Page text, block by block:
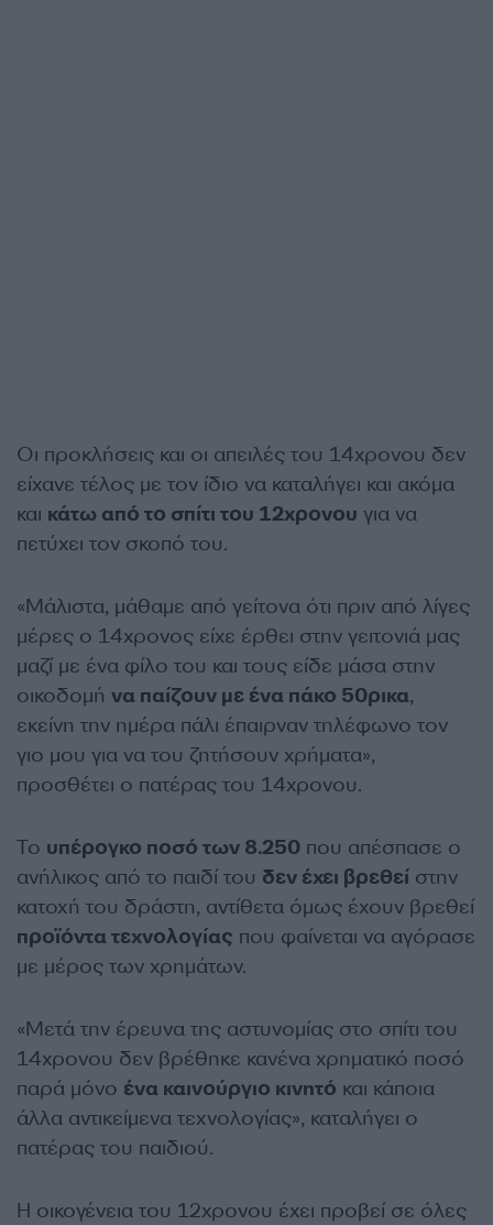
Οι προκλήσεις και οι απειλές του 14χρονου δεν
είχανε τέλος με τον ίδιο να καταλήγει και ακόμα
και κάτω από το σπίτι του 12χρονου για να
πετύχει τον σκοπό του.
«Μάλιστα, μάθαμε από γείτονα ότι πριν από λίγες
μέρες ο 14χρονος είχε έρθει στην γειτονιά μας
μαζί με ένα φίλο του και τους είδε μάσα στην
οικοδομή να παίζουν με ένα πάκο 50ρικα,
εκείνη την ημέρα πάλι έπαιρναν τηλέφωνο τον
γιο μου για να του ζητήσουν χρήματα»,
προσθέτει ο πατέρας του 14χρονου.
Το υπέρογκο ποσό των 8.250 που απέσπασε ο
ανήλικος από το παιδί του δεν έχει βρεθεί στην
κατοχή του δράστη, αντίθετα όμως έχουν βρεθεί
προϊόντα τεχνολογίας που φαίνεται να αγόρασε
με μέρος των χρημάτων.
«Μετά την έρευνα της αστυνομίας στο σπίτι του
14χρονου δεν βρέθηκε κανένα χρηματικό ποσό
παρά μόνο ένα καινούργιο κινητό και κάποια
άλλα αντικείμενα τεχνολογίας», καταλήγει ο
πατέρας του παιδιού.
Η οικογένεια του 12χρονου έχει προβεί σε όλες